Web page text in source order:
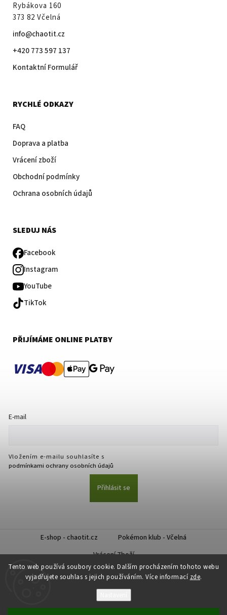
Tento web používá soubory cookie. Dalším procházením tohoto webu
vyjadřujete souhlas s jejich používáním. Více informací zde.
Rybákova 160
373 82 Včelná
info@chaotit.cz
+420 773 597 137
Kontaktní Formulář
RYCHLÉ ODKAZY
FAQ
Doprava a platba
Vrácení zboží
Obchodní podmínky
Ochrana osobních údajů
SLEDUJ NÁS
Facebook
Instagram
YouTube
TikTok
PŘIJÍMÁME ONLINE PLATBY
VISA
E-mail
Vložením e-mailu souhlasíte s
podmínkami ochrany osobních údajů
Přihlásit se
E-shop - chaotit.cz
Pokémon klub - Včelná
Vrácení Zboží